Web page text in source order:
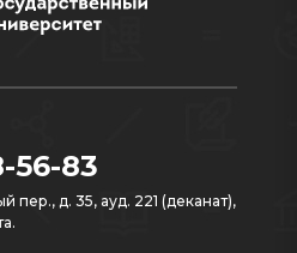
56-83
пер., д. 35, ауд. 221 (деканат),